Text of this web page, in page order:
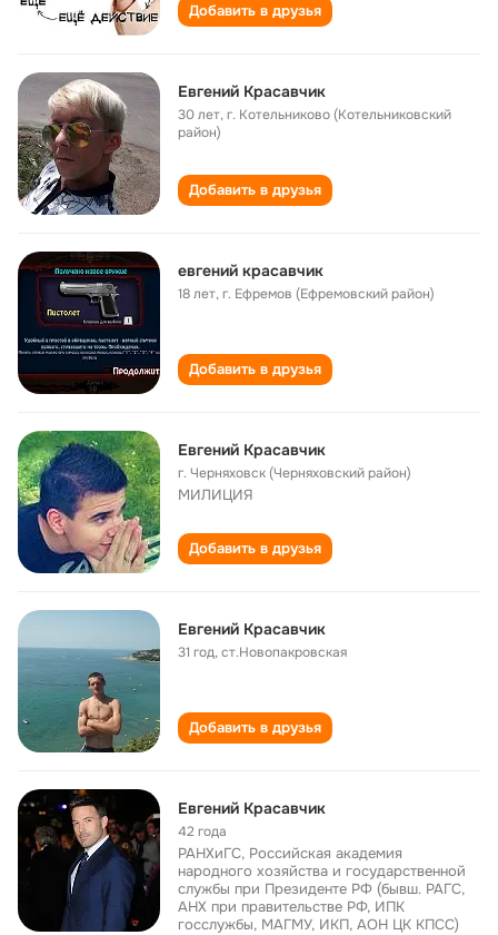
Добавить в друзья
Евгений Красавчик
30 лет,г. Котельниково (Котельниковский
район)
Добавить в друзья
евгений красавчик
18 лет,г. Ефремов (Ефремовский район)
Добавить в друзья
Евгений Красавчик
г. Черняховск (Черняховский район)
МИЛИЦИЯ
Добавить в друзья
Евгений Красавчик
31 год,ст.Новопакровская
Добавить в друзья
Евгений Красавчик
42 года
РАНХиГС, Российская академия
народного хозяйства и государственной
службы при Президенте РФ (бывш. РАГС,
АНХ при правительстве РФ, ИПК
госслужбы, МАГМУ, ИКП, АОН ЦК КПСС)